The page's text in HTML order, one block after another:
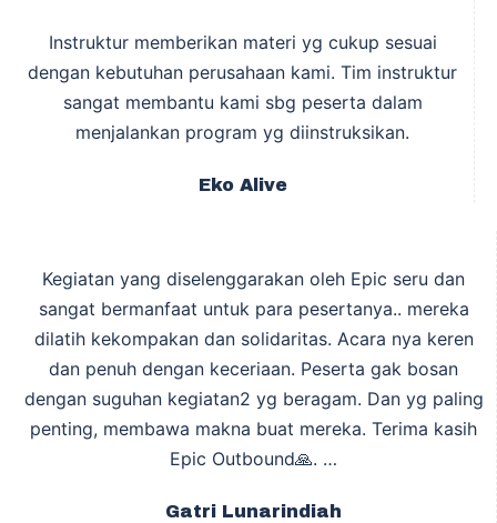
Instruktur memberikan materi yg cukup sesuai
dengan kebutuhan perusahaan kami. Tim instruktur
sangat membantu kami sbg peserta dalam
menjalankan program yg diinstruksikan.
Eko Alive
Kegiatan yang diselenggarakan oleh Epic seru dan
sangat bermanfaat untuk para pesertanya.. mereka
dilatih kekompakan dan solidaritas. Acara nya keren
dan penuh dengan keceriaan. Peserta gak bosan
dengan suguhan kegiatan2 yg beragam. Dan yg paling
penting, membawa makna buat mereka. Terima kasih
Epic Outbound🙏. …
Gatri Lunarindiah